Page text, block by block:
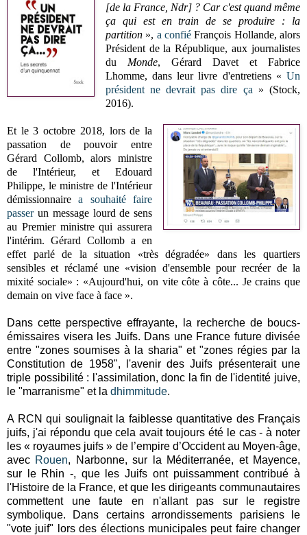
[de la France, Ndr] ? Car c'est quand même
ça qui est en train de se produire : la
partition », a confiéFrançois Hollande, alors
Président de la République, aux journalistes
du Monde, Gérard Davet et Fabrice
Lhomme, dans leur livre d'entretiens « Un
président ne devrait pas dire ça » (Stock,
2016).
Et le 3 octobre 2018, lors de la
passation de pouvoir entre
Gérard Collomb, alors ministre
de l'Intérieur, et Edouard
Philippe, le ministre de l'Intérieur
démissionnairea souhaité faire
passerun message lourd de sens
au Premier ministre qui assurera
l'intérim.Gérard Collomb a en
effet parlé de la situation «très dégradée» dans les quartiers
sensibles et réclamé une «vision d'ensemble pour recréer de la
mixité sociale» : «Aujourd'hui, on vite côte à côte... Je crains que
demain on vive face à face ».
Dans cette perspective effrayante, la recherche de boucs-
émissaires visera les Juifs. Dans une France future divisée
entre "zones soumises à la sharia" et "zones régies par la
Constitution de 1958", l'avenir des Juifs présenterait une
triple possibilité : l'assimilation, donc la fin de l'identité juive,
le "marranisme" et la dhimmitude.
A RCN qui soulignait la faiblesse quantitative des Français
juifs, j'ai répondu que cela avait toujours été le cas - à noter
les « royaumes juifs » de l’empire d’Occident au Moyen-âge,
avec Rouen, Narbonne, sur la Méditerranée, et Mayence,
sur le Rhin -, que les Juifs ont puissamment contribué à
l'Histoire de la France, et que les dirigeants communautaires
commettent une faute en n'allant pas sur le registre
symbolique. Dans certains arrondissements parisiens le
"vote juif" lors des élections municipales peut faire changer